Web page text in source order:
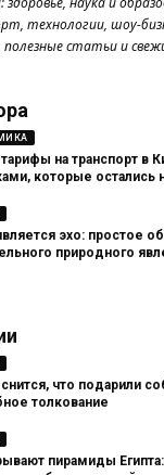
технологии, шоу-
статьи и
на транспорт в
которые остались
эхо: простое
природного
что подарили
толкование
пирамиды